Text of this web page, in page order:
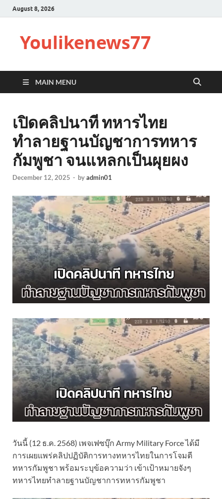
August 8, 2026
Youlikenews77
MAIN MENU
เปิดคลิปนาที ทหารไทย
ทำลายฐานบัญชาการทหาร
กัมพูชา จนแหลกเป็นผุยผง
December 12, 2025 - byadmin01
วันนี้ (12 ธ.ค. 2568) เพจเฟซบุ๊ก Army Military Force ได้มี
การเผยแพร่คลิปปฏิบัติการทางทหารไทยในการโจมตี
ทหารกัมพูชา พร้อมระบุข้อความว่า เข้าเป้าหมายจังๆ
ทหารไทยทำลายฐานบัญชาการทหารกัมพูชา